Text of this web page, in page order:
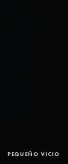
PEQUEÑO VICIO